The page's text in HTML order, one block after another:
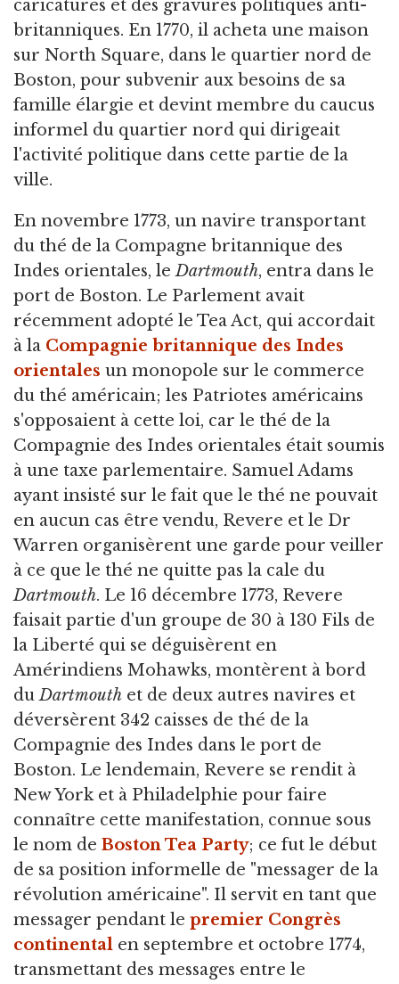
caricatures et des gravures politiques anti-
britanniques. En 1770, il acheta une maison
sur North Square, dans le quartier nord de
Boston, pour subvenir aux besoins de sa
famille élargie et devint membre du caucus
informel du quartier nord qui dirigeait
l'activité politique dans cette partie de la
ville.
En novembre 1773, un navire transportant
du thé de la Compagne britannique des
Indes orientales, leDartmouth, entra dans le
port de Boston. Le Parlement avait
récemment adopté le Tea Act, qui accordait
à la Compagnie britannique des Indes
orientales un monopole sur le commerce
du thé américain; les Patriotes américains
s'opposaient à cette loi, car le thé de la
Compagnie des Indes orientales était soumis
à une taxe parlementaire. Samuel Adams
ayant insisté sur le fait que le thé ne pouvait
en aucun cas être vendu, Revere et le Dr
Warren organisèrent une garde pour veiller
à ce que le thé ne quitte pas la cale du
Dartmouth. Le 16 décembre 1773, Revere
faisait partie d'un groupe de 30 à 130 Fils de
la Liberté qui se déguisèrent en
Amérindiens Mohawks, montèrent à bord
duDartmouth et de deux autres navires et
déversèrent 342 caisses de thé de la
Compagnie des Indes dans le port de
Boston. Le lendemain, Revere se rendit à
New York et à Philadelphie pour faire
connaître cette manifestation, connue sous
le nom de Boston Tea Party; ce fut le début
de sa position informelle de "messager de la
révolution américaine". Il servit en tant que
messager pendant le premier Congrès
continental en septembre et octobre 1774,
transmettant des messages entre le